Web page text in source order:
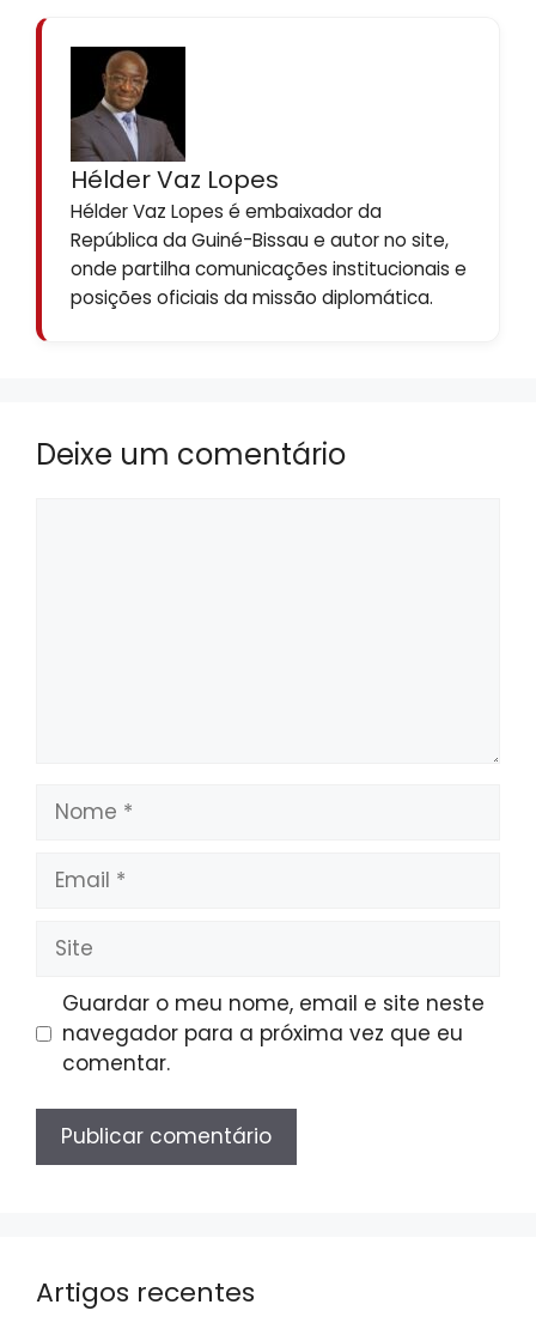
Hélder Vaz Lopes
Hélder Vaz Lopes é embaixador da
República da Guiné-Bissau e autor no site,
onde partilha comunicações institucionais e
posições oficiais da missão diplomática.
Deixe um comentário
Nome
Email
Site
Guardar o meu nome, email e site neste
navegador para a próxima vez que eu
comentar.
Artigos recentes